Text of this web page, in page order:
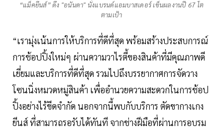
“แม็คยีนส์” ดึง "อนันดา" นั่งแบรนด์แอมบาสเดอร์ เข็นผลงานปี 67 โต
ตามเป้า
“เรามุ่งเน้นการให้บริการที่ดีที่สุด พร้อมสร้างประสบการณ์
การช้อปปิ้งใหม่ๆ ผ่านความวาไรตี้ของสินค้าที่มีคุณภาพดี
เยี่ยมและบริการที่ดีที่สุด รวมไปถึงบรรยากาศการจัดวาง
โซนนิ่งหมวดหมู่สินค้า เพื่ออำนวยความสะดวกในการช้อป
ปิ้งอย่างไร้ขีดจำกัด นอกจากนี้พบกับบริการ ตัดขากางเกง
ยีนส์ ที่สามารถรอรับได้ทันที จากช่างฝีมือที่ผ่านการอบรม